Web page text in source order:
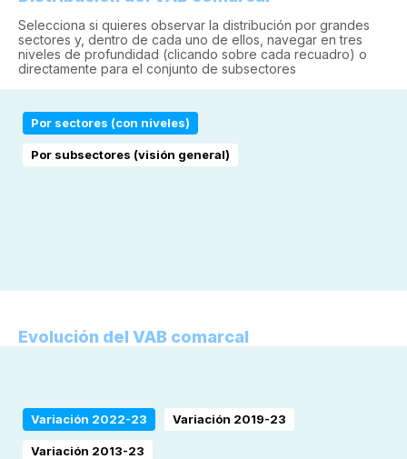
Selecciona si quieres observar la distribución por grandes
sectores y, dentro de cada uno de ellos, navegar en tres
niveles de profundidad (clicando sobre cada recuadro) o
directamente para el conjunto de subsectores
Por sectores (con niveles)
Por subsectores (visión general)
Evolución del VAB comarcal
Variación 2022-23 Variación 2019-23
Variación 2013-23